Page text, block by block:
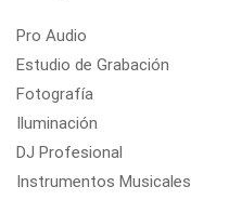
Pro Audio
Estudio de Grabación
Fotografía
Iluminación
DJ Profesional
Instrumentos Musicales